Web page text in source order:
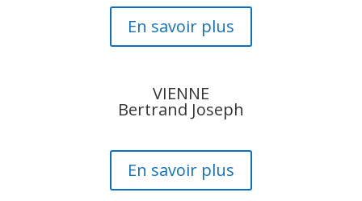
En savoir plus
VIENNE
Bertrand Joseph
En savoir plus